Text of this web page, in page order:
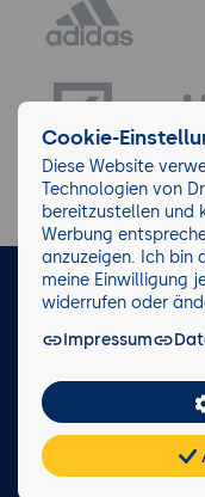
Cookie-
Diese Website
Technologien von
bereitzustellen und
Werbung
anzuzeigen. Ich bin
meine Einwilligung
widerrufen oder
Impressum